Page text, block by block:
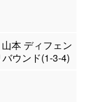
本 ディフェン
バウンド(1-3-4)